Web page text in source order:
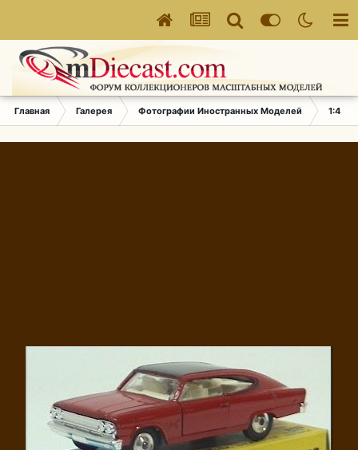
Главная Галерея Фотографии Иностранных Моделей 1:43